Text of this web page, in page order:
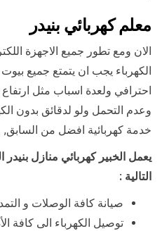
معلم كهربائي بنيدر
الان ومع تطور جميع الاجهزة
الكهرباء يجب ان يتمتع جميع
احترافي ولعدة اسباب مثل ارتفاع
وعدم التحمل ولو لدقائق بدون
خدمة كهربائية افضل من السابق,
يعمل الخبير كهربائي منازل بنيدر
التالية :
صيانة كافة الوصلات و
توصيل الكهرباء الى كافة